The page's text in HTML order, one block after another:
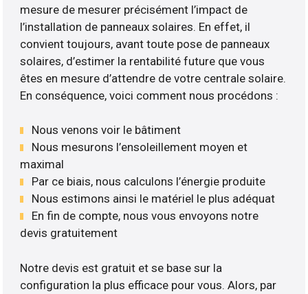
mesure de mesurer précisément l’impact de
l’installation de panneaux solaires. En effet, il
convient toujours, avant toute pose de panneaux
solaires, d’estimer la rentabilité future que vous
êtes en mesure d’attendre de votre centrale solaire.
En conséquence, voici comment nous procédons :
Nous venons voir le bâtiment
Nous mesurons l’ensoleillement moyen et
maximal
Par ce biais, nous calculons l’énergie produite
Nous estimons ainsi le matériel le plus adéquat
En fin de compte, nous vous envoyons notre
devis gratuitement
Notre devis est gratuit et se base sur la
configuration la plus efficace pour vous. Alors, par